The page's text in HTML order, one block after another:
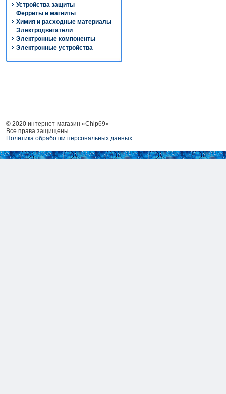
Устройства защиты
Ферриты и магниты
Химия и расходные материалы
Электродвигатели
Электронные компоненты
Электронные устройства
© 2020 интернет-магазин «Chip69»
Все права защищены.
Политика обработки персональных данных